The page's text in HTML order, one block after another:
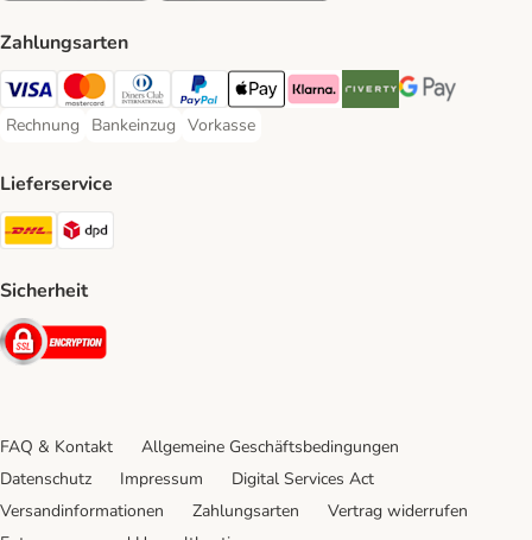
Zahlungsarten
Visa Payment Method
Mastercard Payment Method
Diners Club Payment Method
PayPal Payment Method
Apple Pay Payment Method
Klarna Payment Method
Riverty Payment Method
Google Pay
Rechnung
Rechnung Payment Method
Bankeinzug
Bankeinzug Payment Method
Vorkasse
Vorkasse Payment Method
Lieferservice
DHL Shipping Method
Sicherheit
Security
FAQ & Kontakt
Allgemeine Geschäftsbedingungen
Datenschutz
Impressum
Digital Services Act
Versandinformationen
Zahlungsarten
Vertrag widerrufen